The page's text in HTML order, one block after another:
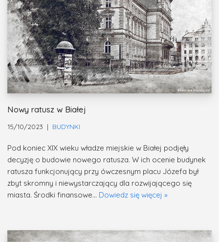
Nowy ratusz w Białej
15/10/2023 BUDYNKI
Pod koniec XIX wieku władze miejskie w Białej podjęły
decyzję o budowie nowego ratusza. W ich ocenie budynek
ratusza funkcjonujący przy ówczesnym placu Józefa był
zbyt skromny i niewystarczający dla rozwijającego się
miasta. Środki finansowe… Dowiedz się więcej »